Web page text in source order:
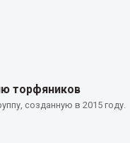
торфяников
созданную в 2015 году.